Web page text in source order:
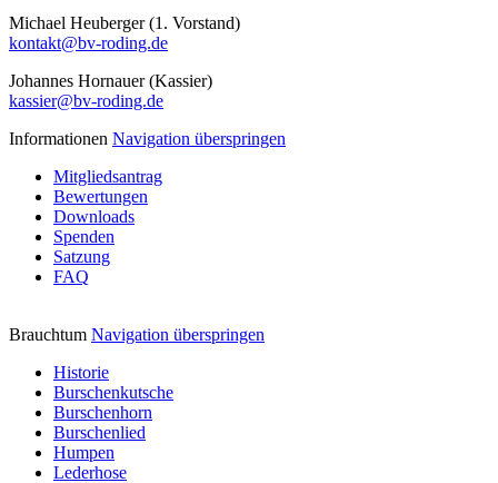
Michael Heuberger (1. Vorstand)
kontakt@bv-roding.de
Johannes Hornauer (Kassier)
kassier@bv-roding.de
Informationen Navigation überspringen
Mitgliedsantrag
Bewertungen
Downloads
Spenden
Satzung
FAQ
Brauchtum Navigation überspringen
Historie
Burschenkutsche
Burschenhorn
Burschenlied
Humpen
Lederhose